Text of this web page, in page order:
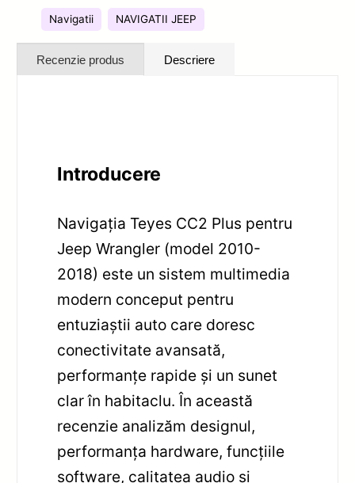
Navigatii NAVIGATII JEEP
Recenzie produs Descriere
Introducere
Navigația Teyes CC2 Plus pentru
Jeep Wrangler (model 2010-
2018) este un sistem multimedia
modern conceput pentru
entuziaștii auto care doresc
conectivitate avansată,
performanțe rapide și un sunet
clar în habitaclu. În această
recenzie analizăm designul,
performanța hardware, funcțiile
software, calitatea audio și